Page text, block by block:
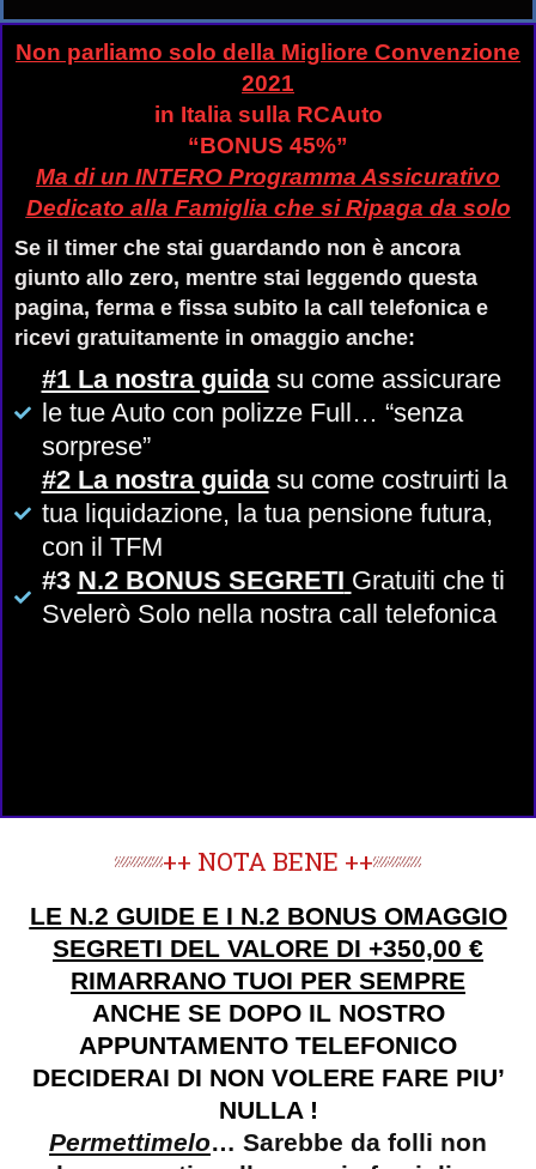
Non parliamo solo della Migliore Convenzione
2021
in Italia sulla RCAuto
“BONUS 45%”
Ma di un INTERO Programma Assicurativo
Dedicato alla Famiglia che si Ripaga da solo
Se il timer che stai guardando non è ancora
giunto allo zero, mentre stai leggendo questa
pagina, ferma e fissa subito la call telefonica e
ricevi gratuitamente in omaggio anche:
#1 La nostra guidasu come assicurare
le tue Auto con polizze Full… “senza
sorprese”
#2 La nostra guidasu come costruirti la
tua liquidazione, la tua pensione futura,
con il TFM
#3 N.2 BONUS SEGRETI Gratuiti che ti
Svelerò Solo nella nostra call telefonica
++ NOTA BENE ++
LE N.2 GUIDE E I N.2 BONUS OMAGGIO
SEGRETI DEL VALORE DI +350,00 €
RIMARRANO TUOI PER SEMPRE
ANCHE SE DOPO IL NOSTRO
APPUNTAMENTO TELEFONICO
DECIDERAI DI NON VOLERE FARE PIU’
NULLA !
Permettimelo… Sarebbe da folli non